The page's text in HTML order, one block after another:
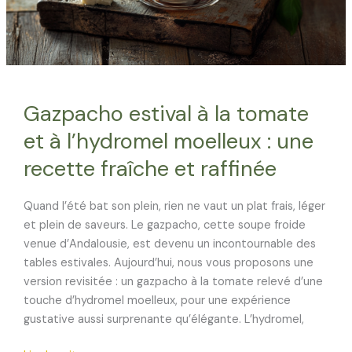
Gazpacho estival à la tomate
et à l’hydromel moelleux : une
recette fraîche et raffinée
Quand l’été bat son plein, rien ne vaut un plat frais, léger
et plein de saveurs. Le gazpacho, cette soupe froide
venue d’Andalousie, est devenu un incontournable des
tables estivales. Aujourd’hui, nous vous proposons une
version revisitée : un gazpacho à la tomate relevé d’une
touche d’hydromel moelleux, pour une expérience
gustative aussi surprenante qu’élégante. L’hydromel,